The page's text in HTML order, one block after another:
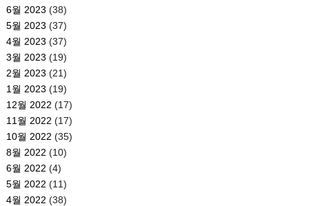
6월 2023 (38)
5월 2023 (37)
4월 2023 (37)
3월 2023 (19)
2월 2023 (21)
1월 2023 (19)
12월 2022 (17)
11월 2022 (17)
10월 2022 (35)
8월 2022 (10)
6월 2022 (4)
5월 2022 (11)
4월 2022 (38)